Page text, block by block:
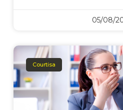
05/08/
Courtisa